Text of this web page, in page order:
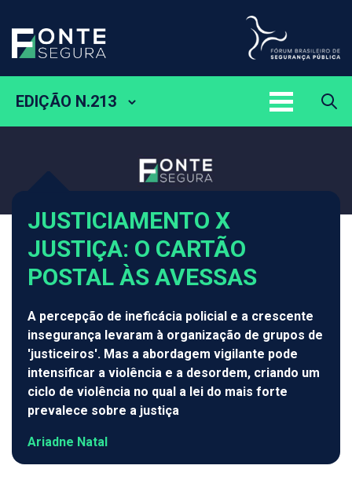
EDIÇÃO N.213
JUSTICIAMENTO X
JUSTIÇA: O CARTÃO
POSTAL ÀS AVESSAS
A percepção de ineficácia policial e a crescente
insegurança levaram à organização de grupos de
'justiceiros'. Mas a abordagem vigilante pode
intensificar a violência e a desordem, criando um
ciclo de violência no qual a lei do mais forte
prevalece sobre a justiça
Ariadne Natal